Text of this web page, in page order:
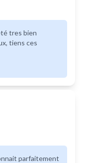
tres bien
tiens ces
parfaitement